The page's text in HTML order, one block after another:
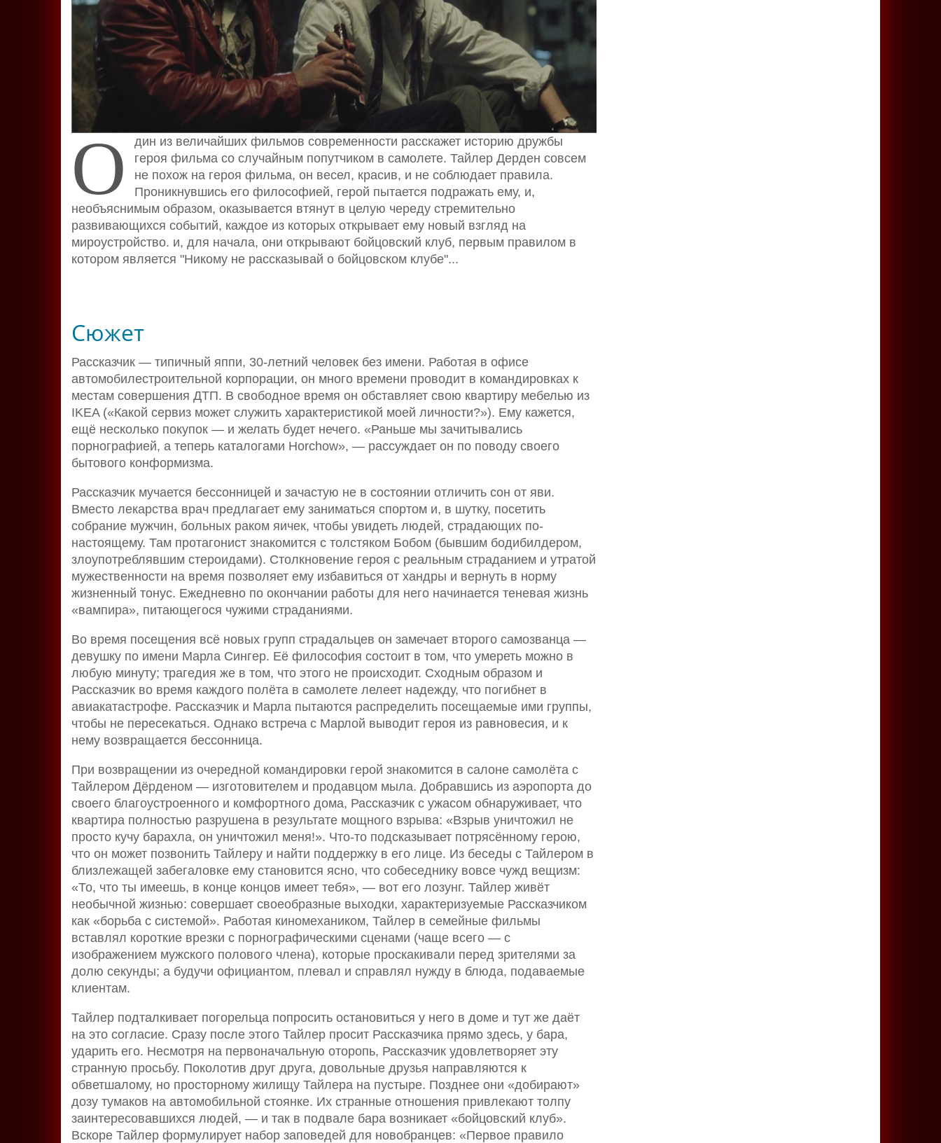
О
дин из величайших фильмов современности расскажет историю дружбы
героя фильма со случайным попутчиком в самолете. Тайлер Дерден совсем
не похож на героя фильма, он весел, красив, и не соблюдает правила.
Проникнувшись его философией, герой пытается подражать ему, и,
необъяснимым образом, оказывается втянут в целую череду стремительно
развивающихся событий, каждое из которых открывает ему новый взгляд на
мироустройство. и, для начала, они открывают бойцовский клуб, первым правилом в
котором является "Никому не рассказывай о бойцовском клубе"...
Сюжет
Рассказчик — типичный яппи, 30-летний человек без имени. Работая в офисе
автомобилестроительной корпорации, он много времени проводит в командировках к
местам совершения ДТП. В свободное время он обставляет свою квартиру мебелью из
IKEA («Какой сервиз может служить характеристикой моей личности?»). Ему кажется,
ещё несколько покупок — и желать будет нечего. «Раньше мы зачитывались
порнографией, а теперь каталогами Horchow», — рассуждает он по поводу своего
бытового конформизма.
Рассказчик мучается бессонницей и зачастую не в состоянии отличить сон от яви.
Вместо лекарства врач предлагает ему заниматься спортом и, в шутку, посетить
собрание мужчин, больных раком яичек, чтобы увидеть людей, страдающих по-
настоящему. Там протагонист знакомится с толстяком Бобом (бывшим бодибилдером,
злоупотреблявшим стероидами). Столкновение героя с реальным страданием и утратой
мужественности на время позволяет ему избавиться от хандры и вернуть в норму
жизненный тонус. Ежедневно по окончании работы для него начинается теневая жизнь
«вампира», питающегося чужими страданиями.
Во время посещения всё новых групп страдальцев он замечает второго самозванца —
девушку по имени Марла Сингер. Её философия состоит в том, что умереть можно в
любую минуту; трагедия же в том, что этого не происходит. Сходным образом и
Рассказчик во время каждого полёта в самолете лелеет надежду, что погибнет в
авиакатастрофе. Рассказчик и Марла пытаются распределить посещаемые ими группы,
чтобы не пересекаться. Однако встреча с Марлой выводит героя из равновесия, и к
нему возвращается бессонница.
При возвращении из очередной командировки герой знакомится в салоне самолёта с
Тайлером Дёрденом — изготовителем и продавцом мыла. Добравшись из аэропорта до
своего благоустроенного и комфортного дома, Рассказчик с ужасом обнаруживает, что
квартира полностью разрушена в результате мощного взрыва: «Взрыв уничтожил не
просто кучу барахла, он уничтожил меня!». Что-то подсказывает потрясённому герою,
что он может позвонить Тайлеру и найти поддержку в его лице. Из беседы с Тайлером в
близлежащей забегаловке ему становится ясно, что собеседнику вовсе чужд вещизм:
«То, что ты имеешь, в конце концов имеет тебя», — вот его лозунг. Тайлер живёт
необычной жизнью: совершает своеобразные выходки, характеризуемые Рассказчиком
как «борьба с системой». Работая киномехаником, Тайлер в семейные фильмы
вставлял короткие врезки с порнографическими сценами (чаще всего — с
изображением мужского полового члена), которые проскакивали перед зрителями за
долю секунды; а будучи официантом, плевал и справлял нужду в блюда, подаваемые
клиентам.
Тайлер подталкивает погорельца попросить остановиться у него в доме и тут же даёт
на это согласие. Сразу после этого Тайлер просит Рассказчика прямо здесь, у бара,
ударить его. Несмотря на первоначальную оторопь, Рассказчик удовлетворяет эту
странную просьбу. Поколотив друг друга, довольные друзья направляются к
обветшалому, но просторному жилищу Тайлера на пустыре. Позднее они «добирают»
дозу тумаков на автомобильной стоянке. Их странные отношения привлекают толпу
заинтересовавшихся людей, — и так в подвале бара возникает «бойцовский клуб».
Вскоре Тайлер формулирует набор заповедей для новобранцев: «Первое правило